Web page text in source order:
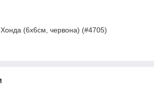
(6х6см, червона) (#4705)